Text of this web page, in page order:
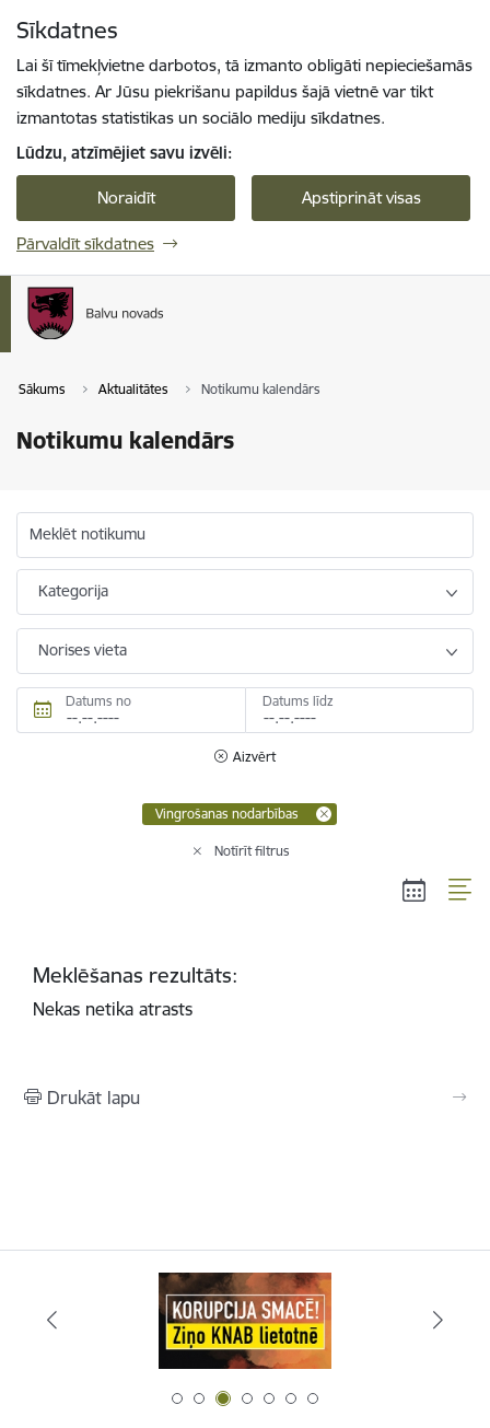
Sīkdatnes
Lai šī tīmekļvietne darbotos, tā izmanto obligāti nepieciešamās
sīkdatnes. Ar Jūsu piekrišanu papildus šajā vietnē var tikt
izmantotas statistikas un sociālo mediju sīkdatnes.
Lūdzu, atzīmējiet savu izvēli:
Noraidīt Apstiprināt visas
Pārvaldīt sīkdatnes
Sākums Aktualitātes Notikumu kalendārs
Notikumu kalendārs
Meklēt notikumu
Kategorija
Norises vieta
Datums no Datums līdz
Aizvērt
Vingrošanas nodarbības
Notīrīt filtrus
Meklēšanas rezultāts:
Nekas netika atrasts
Drukāt lapu